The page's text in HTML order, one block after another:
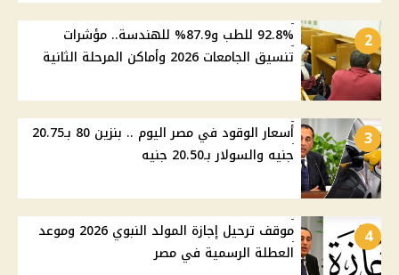
2
92.8% للطب و87.9% للهندسة.. مؤشرات
تنسيق الجامعات 2026 وأماكن المرحلة الثانية
3
أسعار الوقود في مصر اليوم .. بنزين 80 بـ20.75
جنيه والسولار بـ20.50 جنيه
4
موقف ترحيل إجازة المولد النبوي 2026 وموعد
العطلة الرسمية في مصر